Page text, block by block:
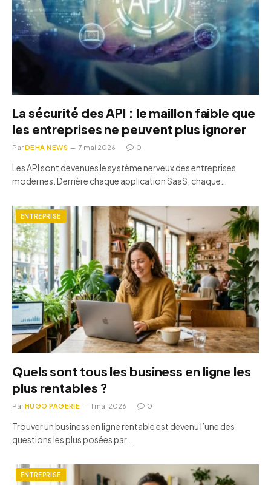
La sécurité des API : le maillon faible que
les entreprises ne peuvent plus ignorer
ParDEHA NEWS 7 mai 2026 0
Les API sont devenues le système nerveux des entreprises
modernes. Derrière chaque application SaaS, chaque…
ENTREPRISE
Quels sont tous les business en ligne les
plus rentables ?
ParHUGO PAGERIE 1 mai 2026 0
Trouver un business en ligne rentable est devenu l’une des
questions les plus posées par…
ENTREPRISE